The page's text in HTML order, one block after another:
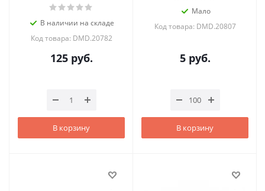
В наличии на складе
Код товара: DMD.20782
125руб.
В корзину
Мало
Код товара: DMD.20807
5руб.
В корзину